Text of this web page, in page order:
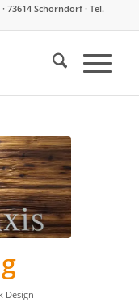
73614 Schorndorf · Tel.
Design